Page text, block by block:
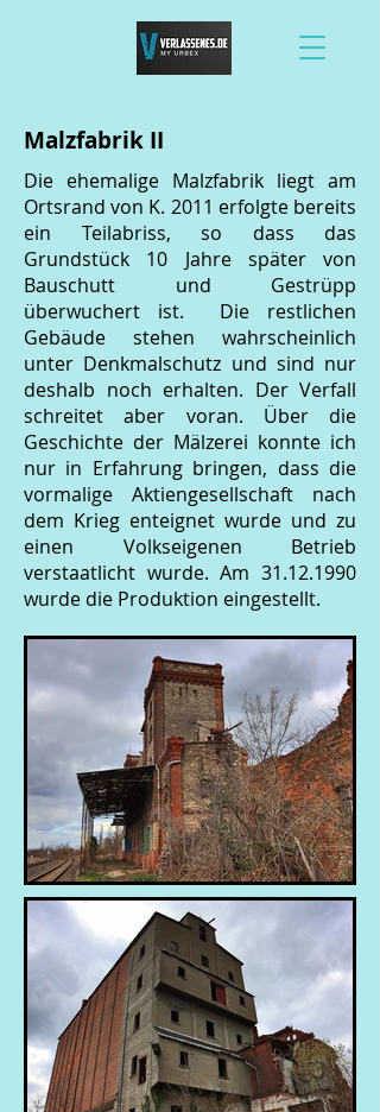
Malzfabrik II
Die ehemalige Malzfabrik liegt am
Ortsrand von K. 2011 erfolgte bereits
ein Teilabriss, so dass das
Grundstück 10 Jahre später von
Bauschutt und Gestrüpp
überwuchert ist. Die restlichen
Gebäude stehen wahrscheinlich
unter Denkmalschutz und sind nur
deshalb noch erhalten. Der Verfall
schreitet aber voran. Über die
Geschichte der Mälzerei konnte ich
nur in Erfahrung bringen, dass die
vormalige Aktiengesellschaft nach
dem Krieg enteignet wurde und zu
einen Volkseigenen Betrieb
verstaatlicht wurde. Am 31.12.1990
wurde die Produktion eingestellt.